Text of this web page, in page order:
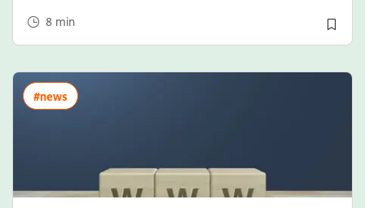
8 min
#newswięcej artykułów z tagiem:#news